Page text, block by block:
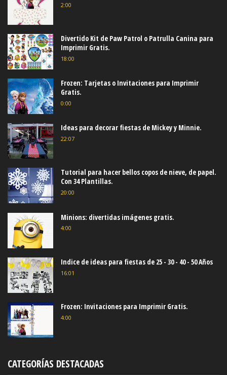
2:00
Divertido Kit de Paw Patrol o Patrulla Canina para
Imprimir Gratis.
18:00
Frozen: Tarjetas o Invitaciones para Imprimir
Gratis.
0:00
Ideas para decorar fiestas de Mickey y Minnie.
22:07
Tutorial para hacer bellos copos de nieve, de papel.
Con 34 Plantillas.
20:00
Minions: divertidas imágenes gratis.
4:00
Indice de ideas para fiestas de 25 - 30 - 40 - 50 Años
16:01
Frozen: Invitaciones para Imprimir Gratis.
4:00
CATEGORÍAS DESTACADAS